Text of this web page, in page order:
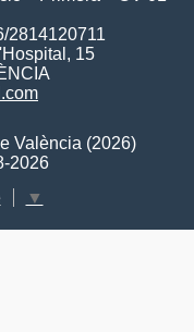
2814120711
15
València (2026)
2026
▼